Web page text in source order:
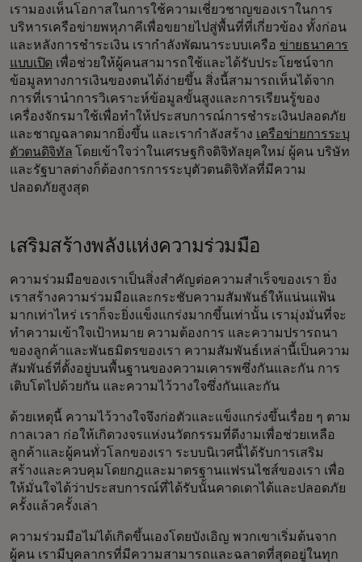
เรามองเห็นโอกาสในการใช้ความเชี่ยวชาญของเราในการ
บริหารเครือข่ายพหุภาคีเพื่อขยายไปสู่พื้นที่ที่เกี่ยวข้อง ทั้งก่อน
และหลังการชำระเงิน เรากำลังพัฒนาระบบเครือ ข่ายธนาคาร
แบบเปิด เพื่อช่วยให้ผู้คนสามารถใช้และได้รับประโยชน์จาก
ข้อมูลทางการเงินของตนได้ง่ายขึ้น สิ่งนี้สามารถเห็นได้จาก
การที่เรานำการวิเคราะห์ข้อมูลขั้นสูงและการเรียนรู้ของ
เครื่องจักรมาใช้เพื่อทำให้ประสบการณ์การชำระเงินปลอดภัย
และชาญฉลาดมากยิ่งขึ้น และเรากำลังสร้าง เครือข่ายการระบุ
ตัวตนดิจิทัล โดยเข้าใจว่าในเศรษฐกิจดิจิทัลยุคใหม่ ผู้คน บริษัท
และรัฐบาลต่างก็ต้องการการระบุตัวตนดิจิทัลที่มีความ
ปลอดภัยสูงสุด
เสริมสร้างพลังแห่งความร่วมมือ
ความร่วมมือของเราเป็นสิ่งสำคัญต่อความสำเร็จของเรา ยิ่ง
เราสร้างความร่วมมือและกระชับความสัมพันธ์ให้แน่นแฟ้น
มากเท่าไหร่ เราก็จะยิ่งแข็งแกร่งมากขึ้นเท่านั้น เรามุ่งมั่นที่จะ
ทำความเข้าใจเป้าหมาย ความต้องการ และความปรารถนา
ของลูกค้าและพันธมิตรของเรา ความสัมพันธ์เหล่านี้เป็นความ
สัมพันธ์ที่ตั้งอยู่บนพื้นฐานของความเคารพซึ่งกันและกัน การ
เติบโตไปด้วยกัน และความไว้วางใจซึ่งกันและกัน
ด้วยเหตุนี้ ความไว้วางใจจึงก่อตัวและแข็งแกร่งขึ้นเรื่อย ๆ ตาม
กาลเวลา ก่อให้เกิดวงจรแห่งนวัตกรรมที่ดีงามเพื่อช่วยเหลือ
ลูกค้าและผู้คนทั่วโลกของเรา ระบบนิเวศนี้ได้รับการเสริม
สร้างและควบคุมโดยกฎและมาตรฐานแฟรนไชส์ของเรา เพื่อ
ให้มั่นใจได้ว่าประสบการณ์ที่ได้รับนั้นคาดเดาได้และปลอดภัย
ครั้งแล้วครั้งเล่า
ความร่วมมือไม่ได้เกิดขึ้นเองโดยบังเอิญ พวกเขาเริ่มต้นจาก
ผู้คน เรามีบุคลากรที่มีความสามารถและฉลาดที่สุดอยู่ในทุก